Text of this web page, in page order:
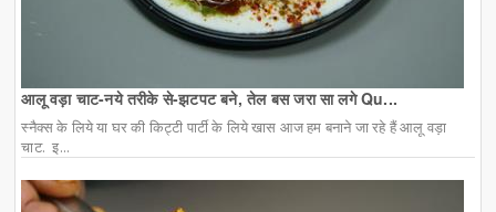
आलू वड़ा चाट-नये तरीके से-झटपट बने, तेल बस जरा सा लगे Qu...
स्नैक्स के लिये या घर की किट्टी पार्टी के लिये खास आज हम बनाने जा रहे हैं आलू वड़ा
चाट. इ...